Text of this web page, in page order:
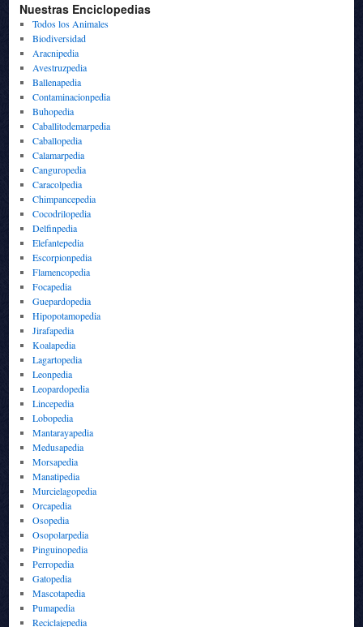
Nuestras Enciclopedias
Todos los Animales
Biodiversidad
Aracnipedia
Avestruzpedia
Ballenapedia
Contaminacionpedia
Buhopedia
Caballitodemarpedia
Caballopedia
Calamarpedia
Canguropedia
Caracolpedia
Chimpancepedia
Cocodrilopedia
Delfinpedia
Elefantepedia
Escorpionpedia
Flamencopedia
Focapedia
Guepardopedia
Hipopotamopedia
Jirafapedia
Koalapedia
Lagartopedia
Leonpedia
Leopardopedia
Lincepedia
Lobopedia
Mantarayapedia
Medusapedia
Morsapedia
Manatipedia
Murcielagopedia
Orcapedia
Osopedia
Osopolarpedia
Pinguinopedia
Perropedia
Gatopedia
Mascotapedia
Pumapedia
Reciclajepedia